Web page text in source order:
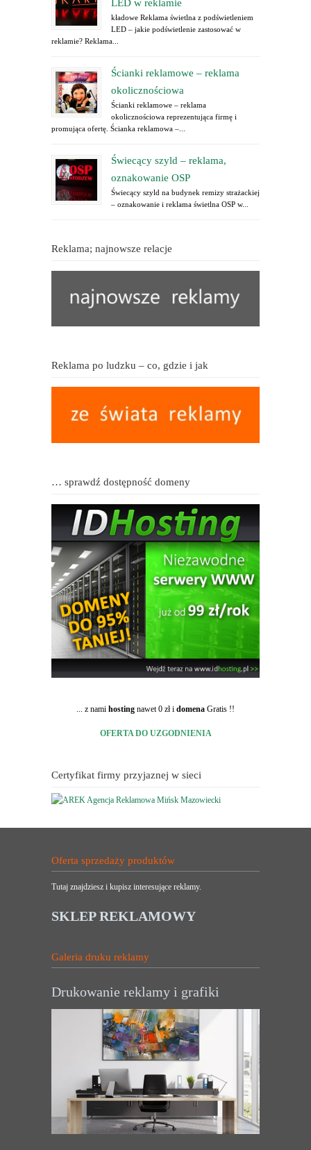
LED w reklamie
kładowe Reklama świetlna z podświetleniem
LED – jakie podświetlenie zastosować w
reklamie? Reklama...
Ścianki reklamowe – reklama
okolicznościowa
Ścianki reklamowe – reklama
okolicznościowa reprezentująca firmę i
promująca ofertę. Ścianka reklamowa –...
Świecący szyld – reklama,
oznakowanie OSP
Świecący szyld na budynek remizy strażackiej
– oznakowanie i reklama świetlna OSP w...
Reklama; najnowsze relacje
Reklama po ludzku – co, gdzie i jak
… sprawdź dostępność domeny
... z nami hosting nawet 0 zł i domena Gratis !!
OFERTA DO UZGODNIENIA
Certyfikat firmy przyjaznej w sieci
Oferta sprzedaży produktów
Tutaj znajdziesz i kupisz interesujące reklamy.
SKLEP REKLAMOWY
Galeria druku reklamy
Drukowanie reklamy i grafiki